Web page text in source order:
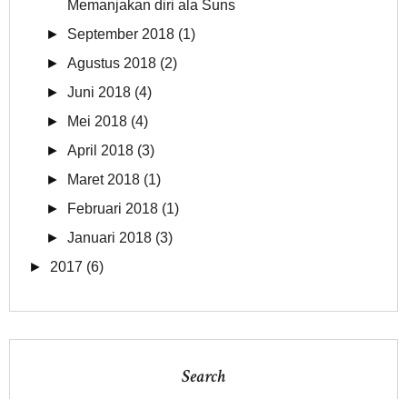
Memanjakan diri ala Suns
► September 2018 (1)
►Agustus 2018 (2)
►Juni 2018 (4)
►
Mei 2018 (4)
►April 2018 (3)
►
Maret 2018 (1)
►
Februari 2018 (1)
►Januari 2018 (3)
► 2017 (6)
Search